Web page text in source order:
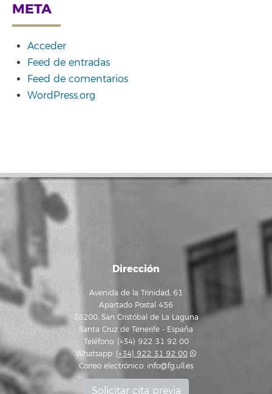
META
Acceder
Feed de entradas
Feed de comentarios
WordPress.org
Dirección
Avenida de la Trinidad, 61
Apartado Postal 456
38200, San Cristóbal de La Laguna
Santa Cruz de Tenerife - España
Teléfono: (+34) 922 31 92 00
Whatsapp: (+34) 922 31 92 00
Correo electrónico: info@fg.ull.es
Solicitar cita previa